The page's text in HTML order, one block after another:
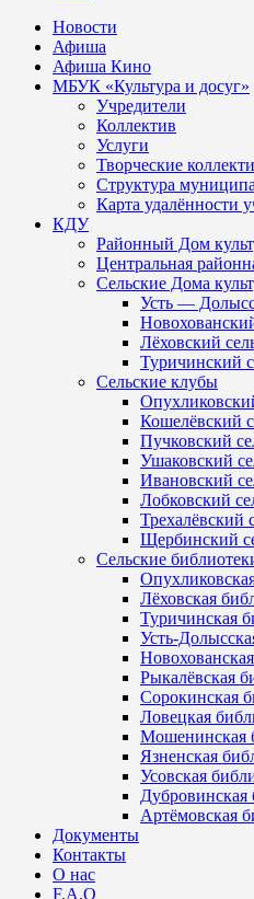
Новости
Афиша
Афиша Кино
МБУК «Культура и досуг»
Учредители
Коллектив
Услуги
Творческие
Структура
Карта удалённости
КДУ
Районный Дом
Центральная
Сельские Дома
Усть —
Лёховский
Туричинский
Сельские клубы
Кошелёвский
Пучковский
Ушаковский
Ивановский
Лобковский
Трехалёвский
Щербинский
Сельские
Лёховская
Туричинская
Усть-
Рыкалёвская
Сорокинская
Ловецкая
Мошенинская
Язненская
Усовская
Дубровинская
Артёмовская
Документы
Контакты
О нас
F.A.Q